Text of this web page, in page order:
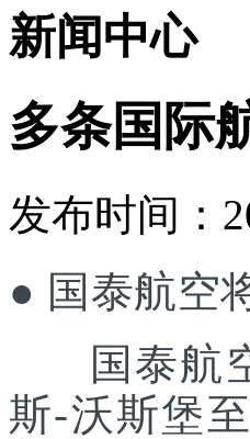
新闻中心
多条国际
发布时间：
● 国泰航空
国泰航空
斯-沃斯堡